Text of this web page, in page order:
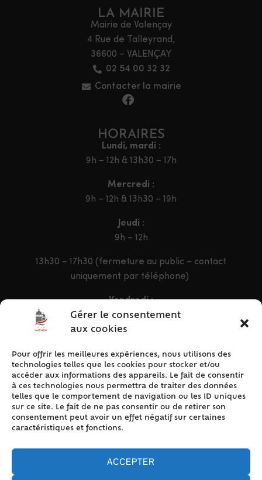
Gérer le consentement
aux cookies
Pour offrir les meilleures expériences, nous utilisons des
technologies telles que les cookies pour stocker et/ou
accéder aux informations des appareils. Le fait de consentir
à ces technologies nous permettra de traiter des données
telles que le comportement de navigation ou les ID uniques
sur ce site. Le fait de ne pas consentir ou de retirer son
consentement peut avoir un effet négatif sur certaines
caractéristiques et fonctions.
ACCEPTER
LA MAIRIE
Mairie de Valençay
4 Rue de Talleyrand,
36600 – VALENÇAY
02 54 00 32 32
Contacter la mairie
HORAIRES
Lundi, mardi :
9h – 12h & 13h30 – 17h
Mercredi :
9h – 12h & 13h30 – 19h
Jeudi :
9h – 12h
13h30 – 17h30 (fermeture au public – contact
uniquement par téléphone)
Vendredi :
9h – 12h & 13h30 – 16h30
ACCÈS RAPIDE
Accueil
Contact
Plan du site
Mentions légales
Politique de cookies (UE)